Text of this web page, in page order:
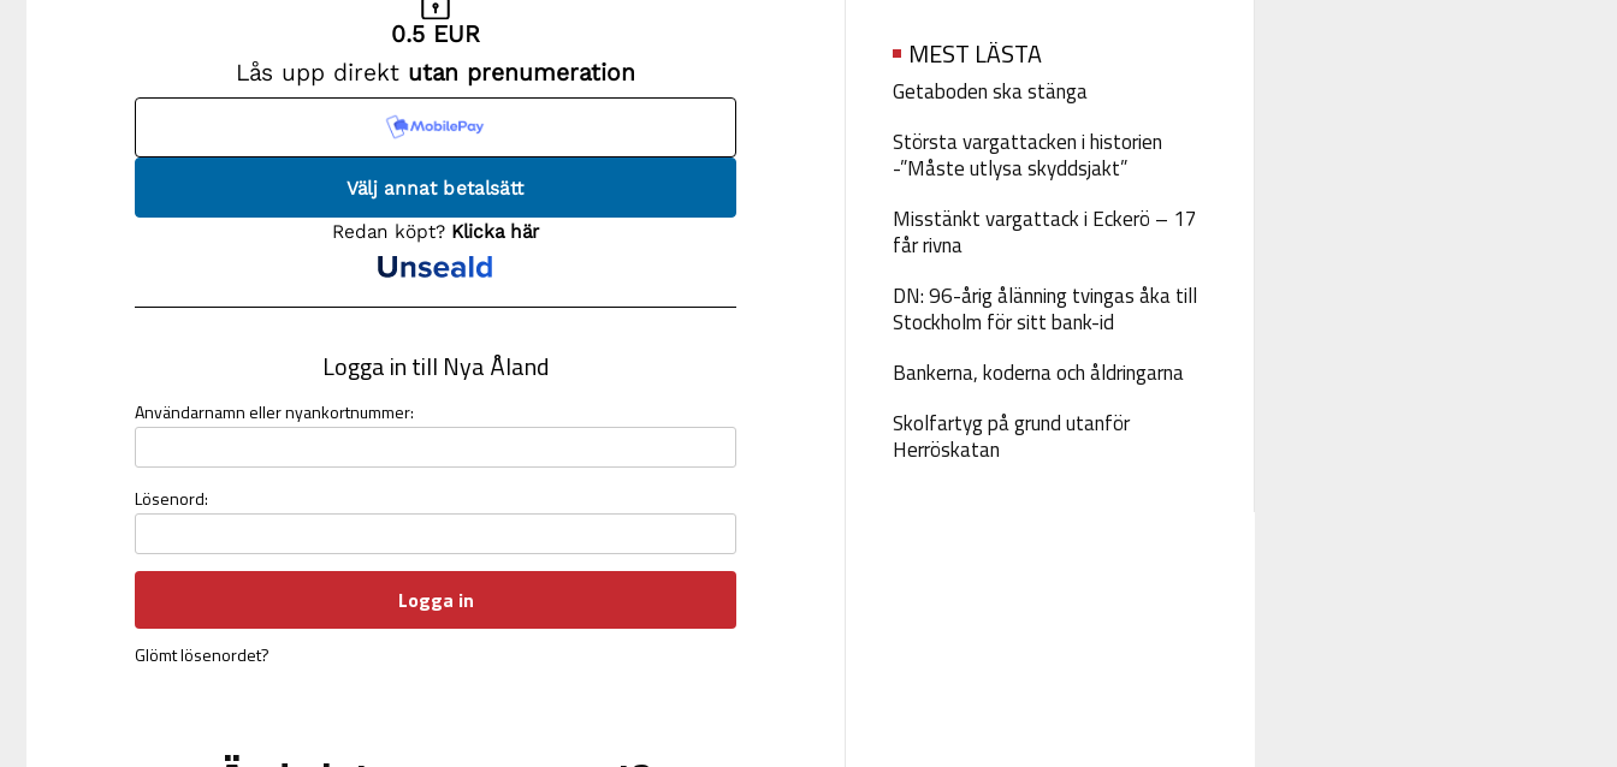
MEST LÄSTA
Getaboden ska stänga
Största vargattacken i historien
-”Måste utlysa skyddsjakt”
Misstänkt vargattack i Eckerö – 17
får rivna
DN: 96-årig ålänning tvingas åka till
Stockholm för sitt bank-id
Bankerna, koderna och åldringarna
Skolfartyg på grund utanför
Herröskatan